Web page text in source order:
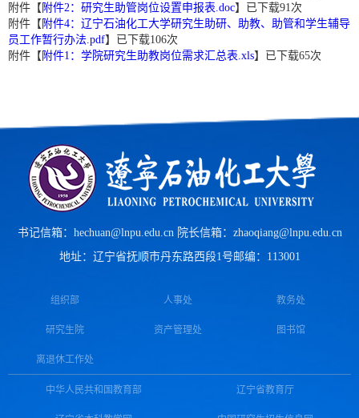
附件【 附件2：研究生助管岗位设置申报表.doc】已下载91 次
附件【 附件4：辽宁石油化工大学研究生助研、助教、助管和学生辅导
员工作暂行办法.pdf】已下载106次
附件【 附件1：学院研究生助教岗位需求汇总表.xls】已下载65次
书记信箱：hechuan@lnpu.edu.cn 院长信箱：zhaoqiang@lnpu.edu.cn
地址：辽宁省抚顺市丹东路西段1号 邮编：113001
组织部 人事处 教务处
研究生院 资产管理处 图书馆
离退休工作处
中华人民共和国教育部 辽宁省教育厅